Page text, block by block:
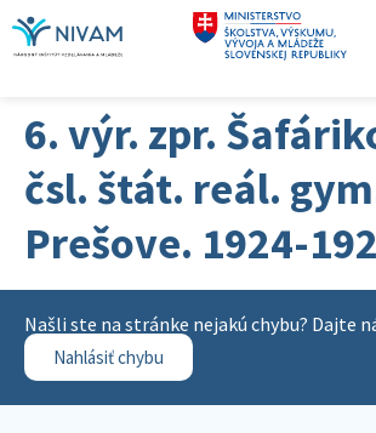
6. výr. zpr.
čsl. štát. reál.
Prešove. 1924-
Našli ste na stránke nejakú chybu? Dajte
Nahlásiť chybu